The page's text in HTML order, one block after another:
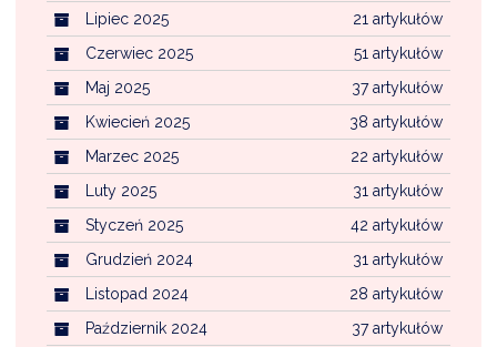
21 artykułów
Lipiec 2025
51 artykułów
Czerwiec 2025
37 artykułów
Maj 2025
38 artykułów
Kwiecień 2025
22 artykułów
Marzec 2025
31 artykułów
Luty 2025
42 artykułów
Styczeń 2025
31 artykułów
Grudzień 2024
28 artykułów
Listopad 2024
37 artykułów
Październik 2024